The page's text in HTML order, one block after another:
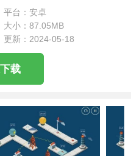
平台：安卓
大小：87.05MB
更新：2024-05-18
载